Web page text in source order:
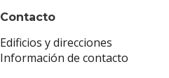
Contacto
Edificios y direcciones
Información de contacto